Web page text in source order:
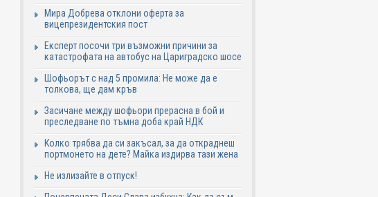
Мира Добрева отклони оферта за
вицепрезидентския пост
Експерт посочи три възможни причини за
катастрофата на автобус на Цариградско шосе
Шофьорът с над 5 промила: Не може да е
толкова, ще дам кръв
Засичане между шофьори прерасна в бой и
преследване по тъмна доба край НДК
Колко трябва да си закъсал, за да откраднеш
портмонето на дете? Майка издирва тази жена
Не излизайте в отпуск!